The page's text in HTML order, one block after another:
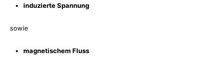
induzierte Spannung
sowie
magnetischem Fluss